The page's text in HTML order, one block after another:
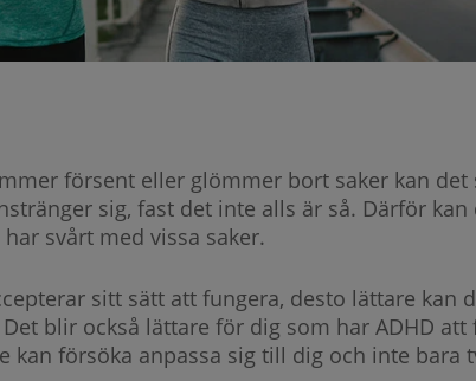
försent eller glömmer bort saker kan
sig, fast det inte alls är så. Därför
svårt med vissa saker.
sitt sätt att fungera, desto lättare kan
blir också lättare för dig som har ADHD
kan försöka anpassa sig till dig och inte bara